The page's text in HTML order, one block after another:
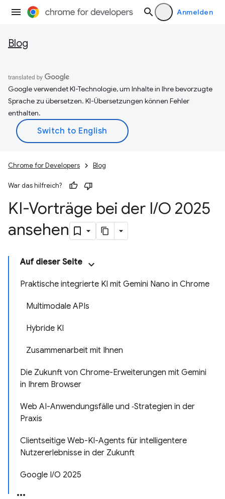
Anmelden
Blog
Google verwendet KI-Technologie, um Inhalte in Ihre bevorzugte
Sprache zu übersetzen. KI-Übersetzungen können Fehler
enthalten.
Chrome for Developers Blog
War das hilfreich?
KI-Vorträge bei der I/O 2025
ansehen
Auf dieser Seite
Praktische integrierte KI mit Gemini Nano in Chrome
Multimodale APIs
Hybride KI
Zusammenarbeit mit Ihnen
Die Zukunft von Chrome-Erweiterungen mit Gemini
in Ihrem Browser
Web AI-Anwendungsfälle und ‑Strategien in der
Praxis
Clientseitige Web-KI-Agents für intelligentere
Nutzererlebnisse in der Zukunft
Google I/O 2025